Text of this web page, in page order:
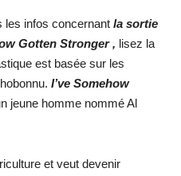
les infos concernant la sortie
Gotten Stronger, lisez la
est basée sur les
I’ve Somehow
jeune homme nommé Al
et veut devenir